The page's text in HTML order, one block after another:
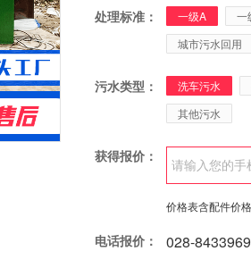
处理标准： 一级A 一
城市污水回用
污水类型： 洗车污水
其他污水
获得报价：
价格表含配件价
电话报价： 028-